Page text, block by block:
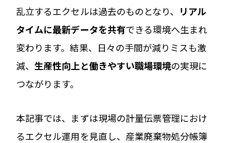
乱立するエクセルは過去のものとなり、
リアル
タイムに最新データを共有できる環境へ生まれ
変わります。結果、日々の手間が減りミスも激
減、生産性向上と働きやすい職場環境の実現に
つながります。
本記事では、まずは現場の計量伝票管理におけ
るエクセル運用を見直し、産業廃棄物処分帳簿